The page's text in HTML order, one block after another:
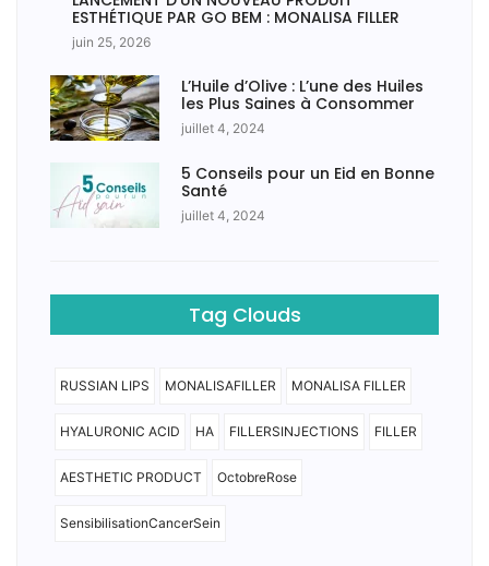
ESTHÉTIQUE PAR GO BEM : MONALISA FILLER
juin 25, 2026
L’Huile d’Olive : L’une des Huiles
les Plus Saines à Consommer
juillet 4, 2024
5 Conseils pour un Eid en Bonne
Santé
juillet 4, 2024
Tag Clouds
RUSSIAN LIPS MONALISAFILLER MONALISA FILLER
HYALURONIC ACID HA FILLERSINJECTIONS FILLER
AESTHETIC PRODUCT OctobreRose
SensibilisationCancerSein